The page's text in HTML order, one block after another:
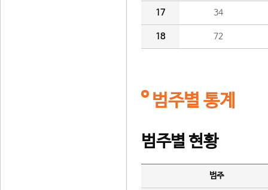
17 34
18 72
범주별 통계
범주별 현황
범주